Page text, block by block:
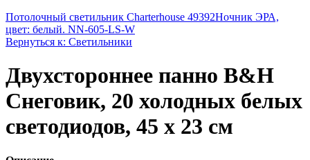
Потолочный светильник Charterhouse 49392Ночник ЭРА,
цвет: белый. NN-605-LS-W
Вернуться к: Светильники
Двухстороннее панно B&H
Снеговик, 20 холодных белых
светодиодов, 45 х 23 см